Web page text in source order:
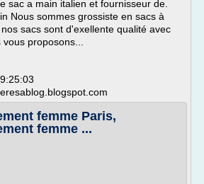
sac a main italien et fournisseur de.
Nous sommes grossiste en sacs à
sacs sont d'exellente qualité avec
proposons...
femme Paris,
femme ...